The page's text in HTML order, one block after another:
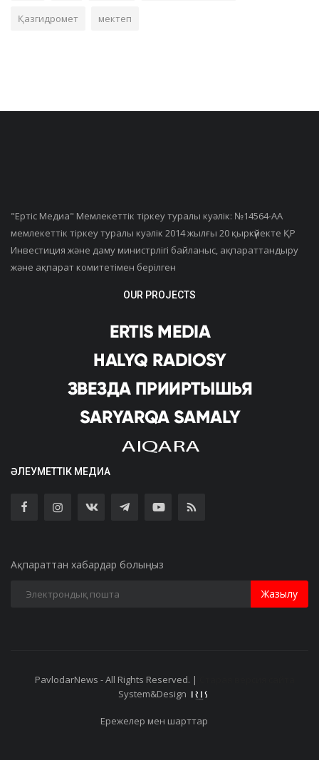
Қазгидромет мектеп
"Ертiс Медиа" Мемлекеттік тіркеу туралы куәлік: №14564-АА
мемлекеттік тіркеу туралы куәлік 2014 жылғы 20 қыркүйекте ҚР
Инвестиция және даму министрлігі байланыс, ақпараттандыру
және ақпарат комитетімен берілген
OUR PROJECTS
ӘЛЕУМЕТТІК МЕДИА
Ақпараттан хабардар болыңыз
Жазылу
PavlodarNews - All Rights Reserved. |
System&Design
Ережелер мен шарттар